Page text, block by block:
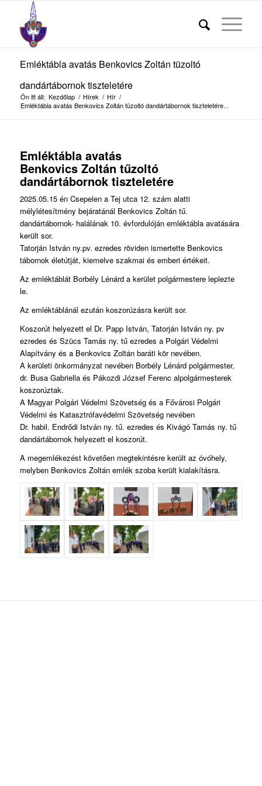
Emléktábla avatás Benkovics Zoltán tüzoltó
dandártábornok tiszteletére
Ön itt áll: Kezdőlap / Hírek / Hír /
Emléktábla avatás Benkovics Zoltán tüzoltó dandártábornok tiszteletére...
Emléktábla avatás
Benkovics Zoltán tűzoltó
dandártábornok tiszteletére
2025.05.15 én Csepelen a Tej utca 12. szám alatti
mélylétesítmény bejáratánál Benkovics Zoltán tű.
dandártábornok- halálának 10. évfordulóján emléktábla avatására
került sor.
Tatorján István ny.pv. ezredes röviden ismertette Benkovics
tábornok életútját, kiemelve szakmai és emberi értékeit.
Az emléktáblát Borbély Lénárd a kerület polgármestere leplezte
le.
Az emléktáblánál ezután koszorúzásra került sor.
Koszorút helyezett el Dr. Papp István, Tatorján István ny. pv
ezredes és Szücs Tamás ny. tű ezredes a Polgári Védelmi
Alapítvány és a Benkovics Zoltán baráti kör nevében.
A kerületi önkormányzat nevében Borbély Lénárd polgármester,
dr. Busa Gabriella és Pákozdi József Ferenc alpolgármesterek
koszorúztak.
A Magyar Polgári Védelmi Szövetség és a Fővárosi Polgári
Védelmi és Katasztrófavédelmi Szövetség nevében
Dr. habil. Endrődi István ny. tű. ezredes és Kivágó Tamás ny. tű
dandártábornok helyezett el koszorút.
A megemlékezést követően megtekintésre került az óvóhely,
melyben Benkovics Zoltán emlék szoba került kialakításra.